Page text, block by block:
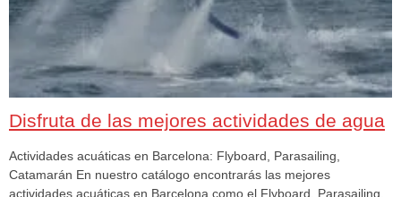
Disfruta de las mejores actividades de agua
Actividades acuáticas en Barcelona: Flyboard, Parasailing,
Catamarán En nuestro catálogo encontrarás las mejores
actividades acuáticas en Barcelona como el Flyboard, Parasailing,